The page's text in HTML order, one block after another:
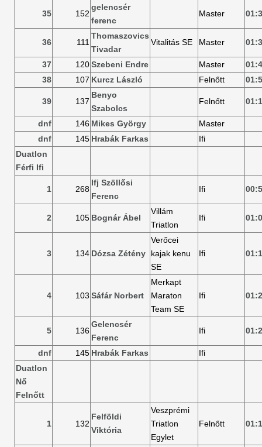
35 152
gelencsér
ferenc
Master
36 111
Thomaszovics
Tivadar
Vitalitás SE Master
37 120Szebeni Endre Master
38
107 Kurcz László Felnőtt
39 137
Benyo
Szabolcs
Felnőtt
dnf 146 Mikes György
Master
dnf
145 Hrabák Farkas
Ifi
Duatlon
Férfi Ifi
1 268
Ifj Szöllősi
Ferenc
Ifi
2 105 Bognár Ábel
Villám
Triatlon
Ifi
3 134 Dózsa Zétény
Verőcei
kajak kenu
SE
Ifi
4 103 Sáfár Norbert
Merkapt
Maraton
Team SE
Ifi
5 136
Gelencsér
Ferenc
Ifi
dnf 145 Hrabák Farkas
Ifi
Duatlon
Nő
Felnőtt
1 132
Felföldi
Viktória
Veszprémi
Triatlon
Egylet
Felnőtt